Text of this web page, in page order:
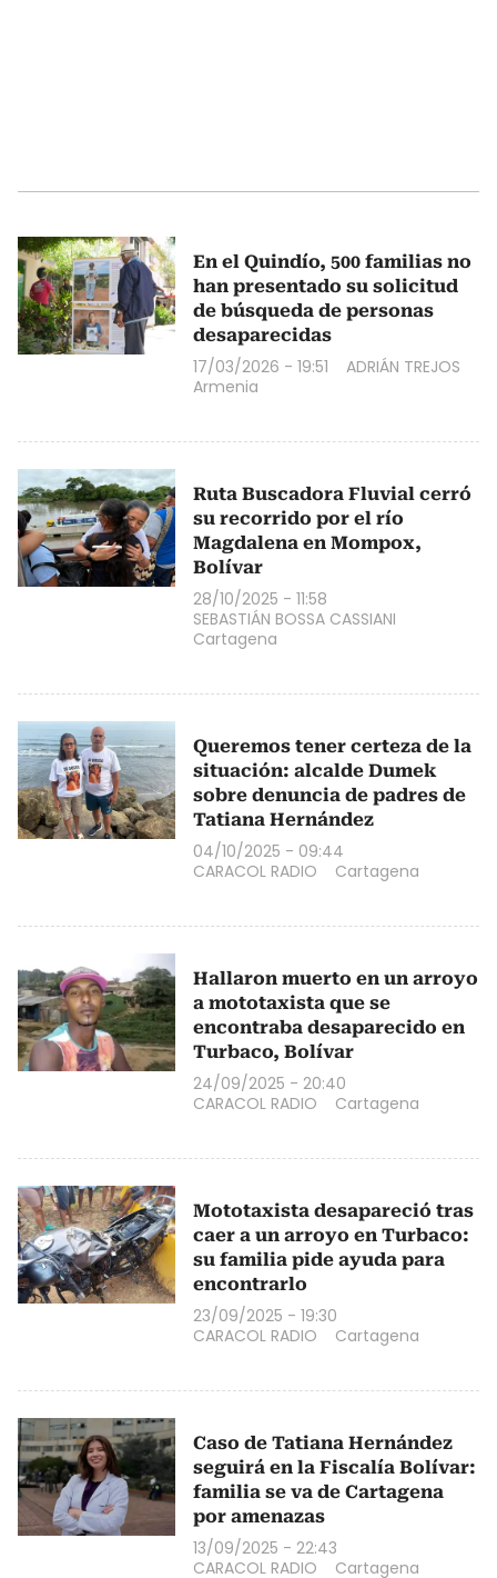
En el Quindío, 500 familias no
han presentado su solicitud
de búsqueda de personas
desaparecidas
17/03/2026 - 19:51
ADRIÁN TREJOS
Armenia
Ruta Buscadora Fluvial cerró
su recorrido por el río
Magdalena en Mompox,
Bolívar
28/10/2025 - 11:58
SEBASTIÁN BOSSA CASSIANI
Cartagena
Queremos tener certeza de la
situación: alcalde Dumek
sobre denuncia de padres de
Tatiana Hernández
04/10/2025 - 09:44
CARACOL RADIO
Cartagena
Hallaron muerto en un arroyo
a mototaxista que se
encontraba desaparecido en
Turbaco, Bolívar
24/09/2025 - 20:40
CARACOL RADIO
Cartagena
Mototaxista desapareció tras
caer a un arroyo en Turbaco:
su familia pide ayuda para
encontrarlo
23/09/2025 - 19:30
CARACOL RADIO
Cartagena
Caso de Tatiana Hernández
seguirá en la Fiscalía Bolívar:
familia se va de Cartagena
por amenazas
13/09/2025 - 22:43
CARACOL RADIO
Cartagena